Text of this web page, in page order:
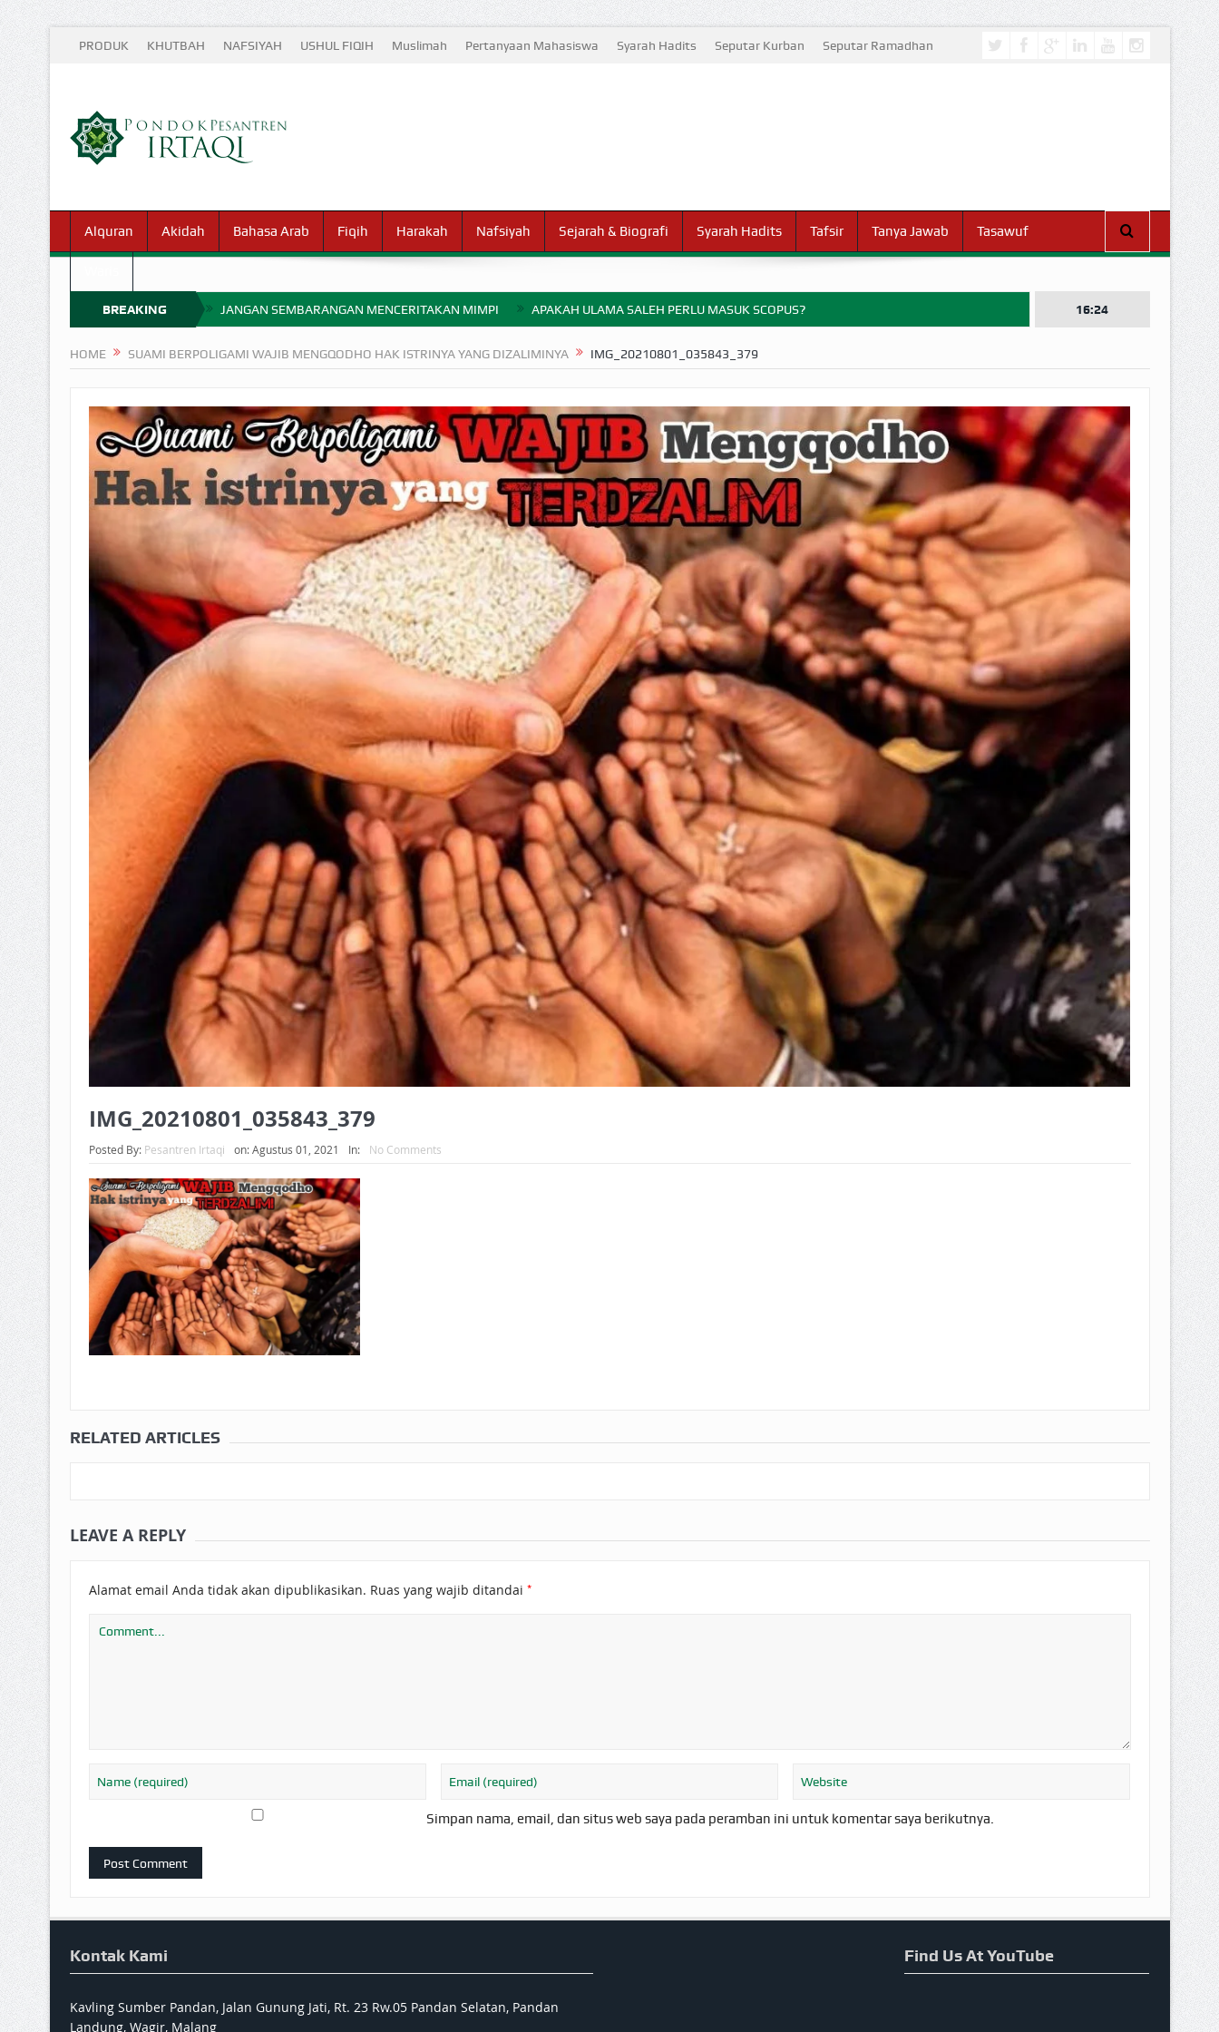
PRODUK KHUTBAH NAFSIYAH USHUL FIQIH Muslimah Pertanyaan Mahasiswa Syarah Hadits Seputar Kurban Seputar Ramadhan
Alquran Akidah Bahasa Arab Fiqih Harakah Nafsiyah Sejarah & Biografi Syarah Hadits Tafsir Tanya Jawab Tasawuf
BREAKING
NEWS
JANGAN SEMBARANGAN MENCERITAKAN MIMPI APAKAH ULAMA SALEH PERLU MASUK SCOPUS?
BAGAIMANA CARA MEMBAYAR ZAKAT UANG? UANG HARAM BISA MENJADI HALAL JIKA SEBAB KEPEMILIKANNYA BERUBAH
ISTIDLAL BATIL VS ISTIDLAL SYAR’I BAHASA CINTA KARENA ALLAH HUKUM MEMBAYAR ZAKAT DENGAN CARA MENGANGSUR
HUKUM MEMBAYAR ZAKAT KEPADA KERABAT SENDIRI
16:24
HOME SUAMI BERPOLIGAMI WAJIB MENGQODHO HAK ISTRINYA YANG DIZALIMINYA IMG_20210801_035843_379
IMG_20210801_035843_379
Posted By: Pesantren Irtaqi on:Agustus 01, 2021 In: No Comments
RELATED ARTICLES
LEAVE A REPLY
Alamat email Anda tidak akan dipublikasikan. Ruas yang wajib ditandai *
Simpan nama, email, dan situs web saya pada peramban ini untuk komentar saya berikutnya.
Kontak Kami
Kavling Sumber Pandan, Jalan Gunung Jati, Rt. 23 Rw.05 Pandan Selatan, Pandan
Landung, Wagir, Malang
Find Us At YouTube